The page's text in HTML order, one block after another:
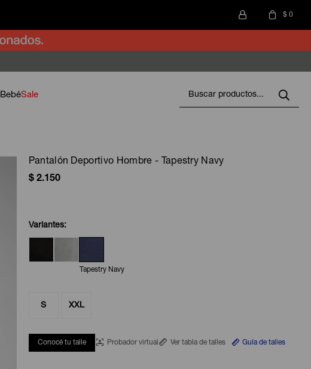
$ 0
BebéSale
Pantalón Deportivo Hombre - Tapestry Navy
$ 2.150
Variantes:
Tapestry Navy
S XXL
Conocé tu talle Probador virtual Ver tabla de talles Guía de talles